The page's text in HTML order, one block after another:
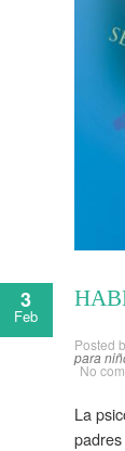
3
Feb
Posted
para
No
La